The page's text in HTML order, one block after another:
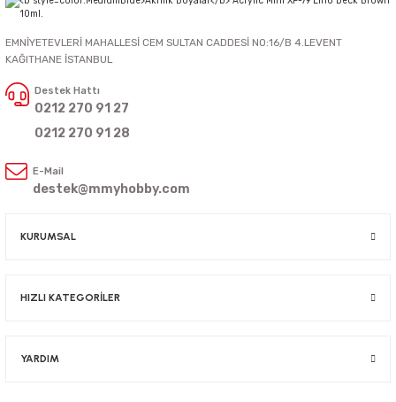
EMNİYETEVLERİ MAHALLESİ CEM SULTAN CADDESİ NO:16/B 4.LEVENT
KAĞITHANE İSTANBUL
Destek Hattı
0212 270 91 27
0212 270 91 28
E-Mail
destek@mmyhobby.com
KURUMSAL
HIZLI KATEGORİLER
YARDIM